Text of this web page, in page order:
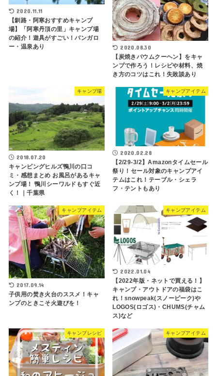
2020.11.11
【釧路・阿寒おすすめキャンプ
場】「阿寒丹頂の里」キャンプ場
の紹介！遊具がすごい！バンガロ
ー・温泉あり
2020.08.30
【炭焼きバウムクーヘン】をキャ
ンプで作ろう！レシピや材料、焼
き方のコツはこれ！失敗談あり
キャンプ場
2018.07.20
キャンピングヒルズ鴨川の口コ
ミ・感想まとめ お風呂があるキャ
ンプ場！ 鴨川シーワルドもすぐ近
く！｜千葉県
キャンプアイテム
2020.02.28
【2/29-3/2】Amazonタイムセール
祭り！セール対象のキャンプアイ
テムはこれ！テーブル・シェラ
フ・テントもあり
キャンプアイテム
2017.09.14
子供用の焚き火台のススメ！キャ
ンプのときこそ火遊びを！
キャンプアイテム
2022.01.04
【2022年版・ネットで買える！】
キャンプ・アウトドアの福袋はこ
れ！snowpeak(スノーピーク)や
LOGOS(ロゴス)・CHUMS(チャム
ス)など
キャンプレシピ キャンプアイテム